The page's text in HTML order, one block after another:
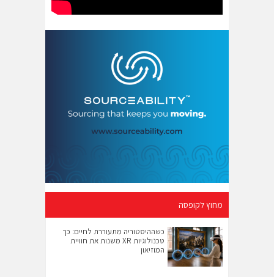
מחוץ לקופסה
כשההיסטוריה מתעוררת לחיים: כך
טכנולוגיות XR משנות את חוויית
המוזיאון